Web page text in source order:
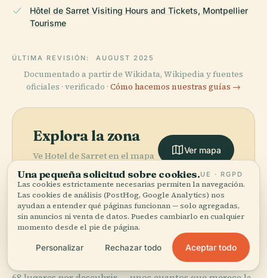
Hôtel de Sarret Visiting Hours and Tickets, Montpellier
Tourisme
ÚLTIMA REVISIÓN: AUGUST 2025
Documentado a partir de Wikidata, Wikipedia y fuentes
oficiales · verificado · Cómo hacemos nuestras guías →
Explora la zona
Ve Hotel de Sarret en el mapa
y descubre qué hay cerca.
Ver mapa
More in Montpellier.
Una pequeña solicitud sobre cookies.UE · RGPD
Las cookies estrictamente necesarias permiten la navegación.
Las cookies de análisis (PostHog, Google Analytics) nos
ayudan a entender qué páginas funcionan — solo agregadas,
sin anuncios ni venta de datos. Puedes cambiarlo en cualquier
momento desde el pie de página.
Personalizar Rechazar todo Aceptar todo